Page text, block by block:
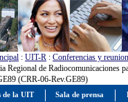
: UIT-R : Conferencias y
Regional de Radiocomunicaciones
(CRR-06-Rev.GE89)
de la UIT Sala de prensa